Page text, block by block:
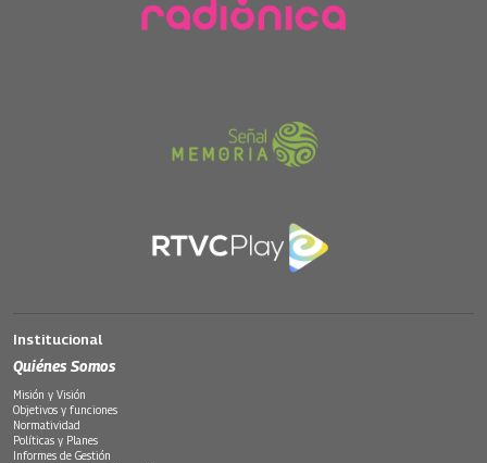
Institucional
Quiénes Somos
Misión y Visión
Objetivos y funciones
Normatividad
Políticas y Planes
Informes de Gestión